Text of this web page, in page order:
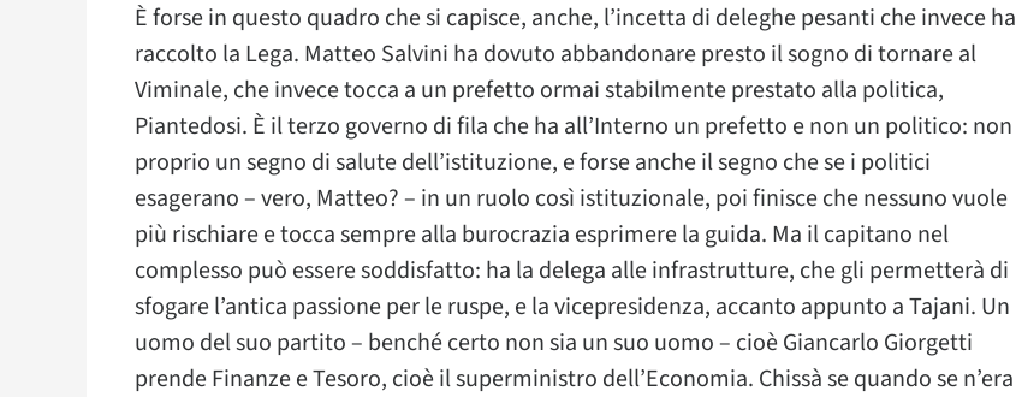
È forse in questo quadro che si capisce, anche, l’incetta di deleghe pesanti che invece ha
raccolto la Lega. Matteo Salvini ha dovuto abbandonare presto il sogno di tornare al
Viminale, che invece tocca a un prefetto ormai stabilmente prestato alla politica,
Piantedosi. È il terzo governo di fila che ha all’Interno un prefetto e non un politico: non
proprio un segno di salute dell’istituzione, e forse anche il segno che se i politici
esagerano – vero, Matteo? – in un ruolo così istituzionale, poi finisce che nessuno vuole
più rischiare e tocca sempre alla burocrazia esprimere la guida. Ma il capitano nel
complesso può essere soddisfatto: ha la delega alle infrastrutture, che gli permetterà di
sfogare l’antica passione per le ruspe, e la vicepresidenza, accanto appunto a Tajani. Un
uomo del suo partito – benché certo non sia un suo uomo – cioè Giancarlo Giorgetti
prende Finanze e Tesoro, cioè il superministro dell’Economia. Chissà se quando se n’era